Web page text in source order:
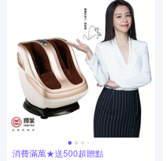
消費滿萬★送500超贈點